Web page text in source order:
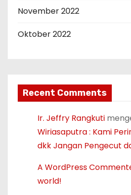
November 2022
Oktober 2022
Recent Comments
Ir. Jeffry Rangkuti
Wiriasaputra : Kami
dkk Jangan Pengecut
A WordPress
world!